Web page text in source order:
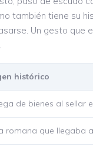
también tiene su
Un gesto que
histórico
de bienes al sellar
romana que llegaba